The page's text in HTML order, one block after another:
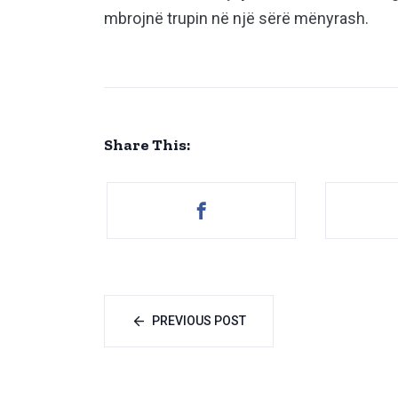
mbrojnë trupin në një sërë mënyrash.
Share This:
PREVIOUS POST